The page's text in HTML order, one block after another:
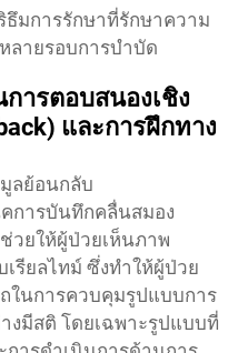
มการรักษาที่รักษาความ
ลายรอบการบำบัด
ารตอบสนองเชิง
และการฝึกทาง
ลย้อนกลับ
การบันทึกคลื่นสมอง
วยให้ผู้ป่วยเห็นภาพ
รียลไทม์ ซึ่งทำให้ผู้ป่วย
ในการควบคุมรูปแบบการ
งมีสติ โดยเฉพาะรูปแบบที่